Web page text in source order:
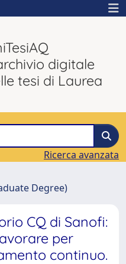
digitale
tesi di Laurea
Ricerca avanzata
Degree)
CQ di Sanofi:
per
continuo.